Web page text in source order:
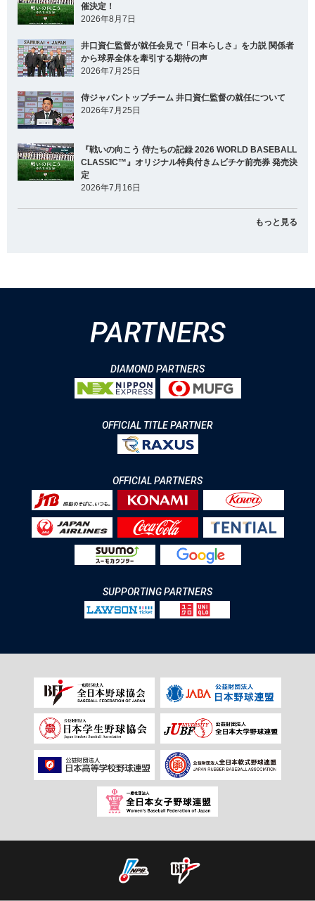
催決定！
2026年8月7日
井口資仁監督が就任会見で「日本らしさ」を力説 関係者
から球界全体を牽引する期待の声
2026年7月25日
侍ジャパントップチーム 井口資仁監督の就任について
2026年7月25日
『戦いの向こう 侍たちの記録 2026 WORLD BASEBALL
CLASSIC™』オリジナル特典付きムビチケ前売券 発売決
定
2026年7月16日
もっと見る
PARTNERS
DIAMOND PARTNERS
OFFICIAL TITLE PARTNER
OFFICIAL PARTNERS
SUPPORTING PARTNERS